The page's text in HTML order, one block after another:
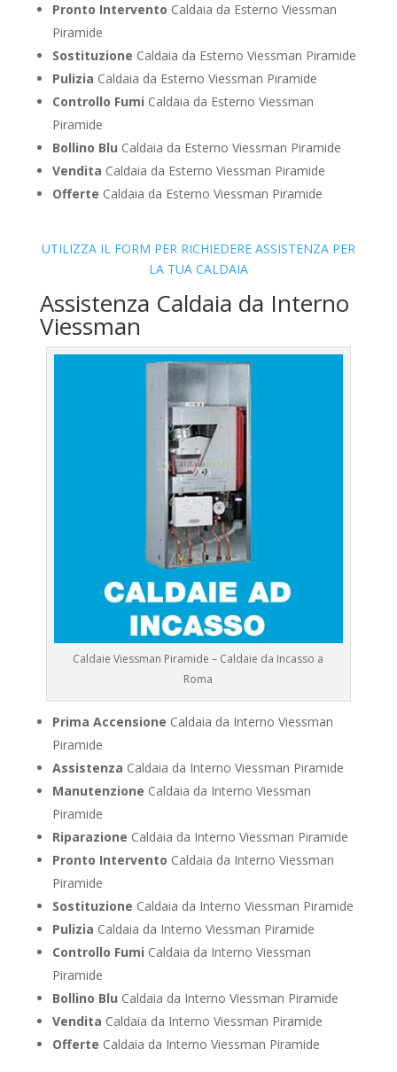
Pronto Intervento Caldaia da Esterno Viessman
Piramide
Sostituzione Caldaia da Esterno Viessman Piramide
Pulizia Caldaia da Esterno Viessman Piramide
Controllo Fumi Caldaia da Esterno Viessman
Piramide
Bollino Blu Caldaia da Esterno Viessman Piramide
Vendita Caldaia da Esterno Viessman Piramide
Offerte Caldaia da Esterno Viessman Piramide
UTILIZZA IL FORM PER RICHIEDERE ASSISTENZA PER
LA TUA CALDAIA
Assistenza Caldaia da Interno
Viessman
Caldaie Viessman Piramide – Caldaie da Incasso a
Roma
Prima Accensione Caldaia da Interno Viessman
Piramide
Assistenza Caldaia da Interno Viessman Piramide
Manutenzione Caldaia da Interno Viessman
Piramide
Riparazione Caldaia da Interno Viessman Piramide
Pronto Intervento Caldaia da Interno Viessman
Piramide
Sostituzione Caldaia da Interno Viessman Piramide
Pulizia Caldaia da Interno Viessman Piramide
Controllo Fumi Caldaia da Interno Viessman
Piramide
Bollino Blu Caldaia da Interno Viessman Piramide
Vendita Caldaia da Interno Viessman Piramide
Offerte Caldaia da Interno Viessman Piramide